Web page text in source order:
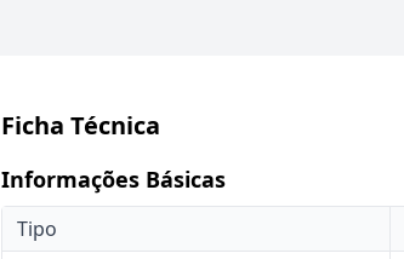
Ficha Técnica
Informações Básicas
Tipo